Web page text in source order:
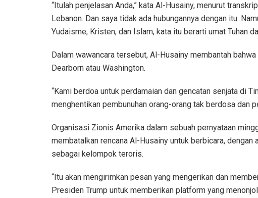
“Itulah penjelasan Anda,” kata Al-Husainy, menurut
Lebanon. Dan saya tidak ada hubungannya dengan itu.
Yudaisme, Kristen, dan Islam, kata itu berarti umat Tuhan
Dalam wawancara tersebut, Al-Husainy membantah
Dearborn atau Washington.
“Kami berdoa untuk perdamaian dan gencatan senjata di
menghentikan pembunuhan orang-orang tak berdosa dan
Organisasi Zionis Amerika dalam sebuah pernyataan
membatalkan rencana Al-Husainy untuk berbicara,
sebagai kelompok teroris.
“Itu akan mengirimkan pesan yang mengerikan dan
Presiden Trump untuk memberikan platform yang